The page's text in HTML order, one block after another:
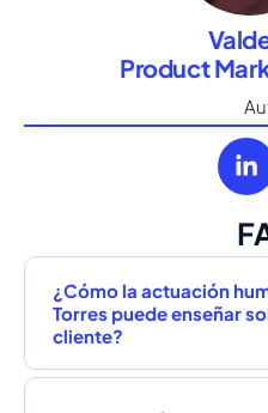
Product
¿Cómo la actuación
Torres puede enseñar
cliente?